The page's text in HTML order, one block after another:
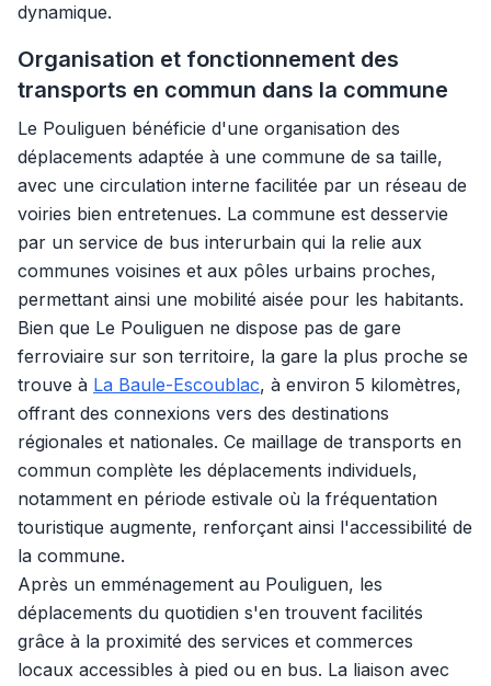
dynamique.
Organisation et fonctionnement des
transports en commun dans la commune
Le Pouliguen bénéficie d'une organisation des
déplacements adaptée à une commune de sa taille,
avec une circulation interne facilitée par un réseau de
voiries bien entretenues. La commune est desservie
par un service de bus interurbain qui la relie aux
communes voisines et aux pôles urbains proches,
permettant ainsi une mobilité aisée pour les habitants.
Bien que Le Pouliguen ne dispose pas de gare
ferroviaire sur son territoire, la gare la plus proche se
trouve à La Baule-Escoublac, à environ 5 kilomètres,
offrant des connexions vers des destinations
régionales et nationales. Ce maillage de transports en
commun complète les déplacements individuels,
notamment en période estivale où la fréquentation
touristique augmente, renforçant ainsi l'accessibilité de
la commune.
Après un emménagement au Pouliguen, les
déplacements du quotidien s'en trouvent facilités
grâce à la proximité des services et commerces
locaux accessibles à pied ou en bus. La liaison avec